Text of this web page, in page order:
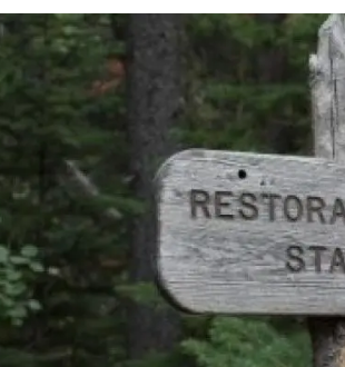
Funcionament dels ecosistemes
Observació de la terra
Temes transversals
Publicacions
Política i
Serveis